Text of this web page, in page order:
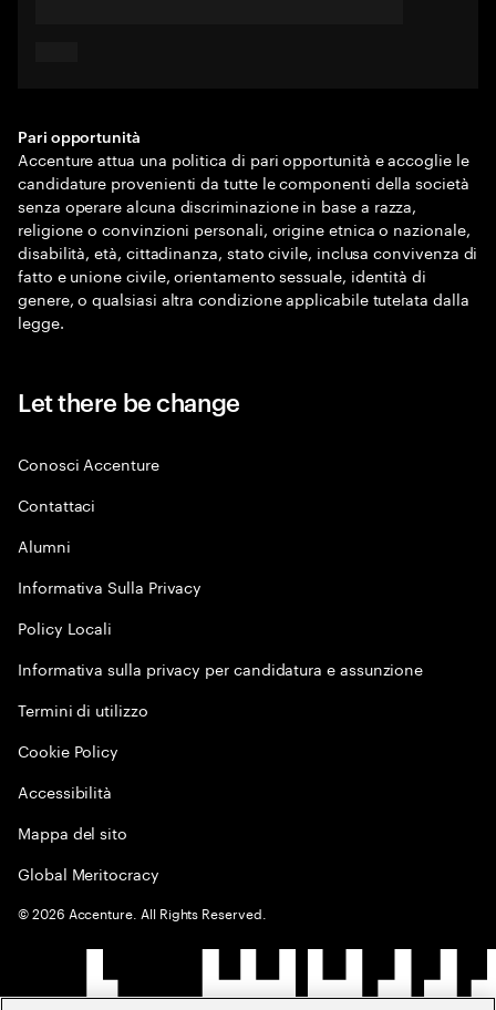
Pari opportunità
Accenture attua una politica di pari opportunità e accoglie le
candidature provenienti da tutte le componenti della società
senza operare alcuna discriminazione in base a razza,
religione o convinzioni personali, origine etnica o nazionale,
disabilità, età, cittadinanza, stato civile, inclusa convivenza di
fatto e unione civile, orientamento sessuale, identità di
genere, o qualsiasi altra condizione applicabile tutelata dalla
legge.
Let there be change
Conosci Accenture
Contattaci
Alumni
Informativa Sulla Privacy
Policy Locali
Informativa sulla privacy per candidatura e assunzione
Termini di utilizzo
Cookie Policy
Accessibilità
Mappa del sito
Global Meritocracy
©2026 Accenture. All Rights Reserved.